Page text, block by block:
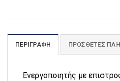
ΠΕΡΙΓΡΑΦΉ ΠΡΌΣΘΕΤΕΣ
Ενεργοποιητής με